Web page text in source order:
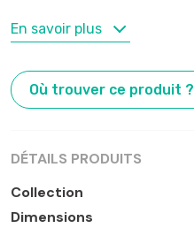
MOTS-CLÉS
En savoir plus
Où trouver ce produit ?
DÉTAILS PRODUITS
Collection
Dimensions